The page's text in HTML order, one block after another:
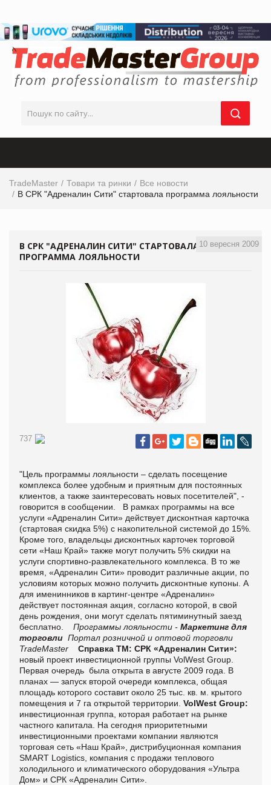
TradeMaster Товари та ринки
Все новости
В СРК "Адреналин Сити" стартовала программа лояльности
10 вересня 2009
В СРК "АДРЕНАЛИН СИТИ" СТАРТОВАЛА
ПРОГРАММА ЛОЯЛЬНОСТИ
737
"Цель программы лояльности – сделать посещение
комплекса более удобным и приятным для постоянных
клиентов, а также заинтересовать новых посетителей", -
говорится в сообщении.
В рамках программы на все
услуги «Адреналин Сити» действует дисконтная карточка
(стартовая скидка 5%) с накопительной системой до 15%.
Кроме того, владельцы дисконтных карточек торговой
сети «Наш Край» также могут получить 5% скидки на
услуги спортивно-развлекательного комплекса. В то же
время, «Адреналин Сити» проводит различные акции, по
условиям которых можно получить дисконтные купоны. А
для именинников в картинг-центре «Адреналин»
действует постоянная акция, согласно которой, в свой
день рождения, они могут сделать пятиминутный заезд
бесплатно.
Программы лояльности - Маркетинг для
торговли Портал розничной и оптовой торговли
TradeMaster
Справка ТМ: СРК «Адреналин Сити»:
новый проект инвестиционной группы VolWest Group.
Первая очередь была открыта в августе 2009 года. В
планах — запуск второй очереди комплекса, общая
площадь которого составит около 25 тыс. кв. м. крытого
помещения и 7 га открытой территории. VolWest Group:
инвестиционная группа, которая работает на рынке
частного капитала. На сегодня приоритетными
инвестиционными проектами компании являются
торговая сеть «Наш Край», дистрибуционная компания
SMART Logistics, компания с продажи теплового
холодильного и климатического оборудования «Ультра
Дом» и СРК «Адреналин Сити».